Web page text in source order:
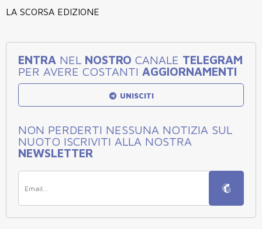
LA SCORSA EDIZIONE
ENTRA NEL NOSTRO CANALE TELEGRAM
PER AVERE COSTANTI AGGIORNAMENTI
UNISCITI
NON PERDERTI NESSUNA NOTIZIA SUL
NUOTO ISCRIVITI ALLA NOSTRA
NEWSLETTER